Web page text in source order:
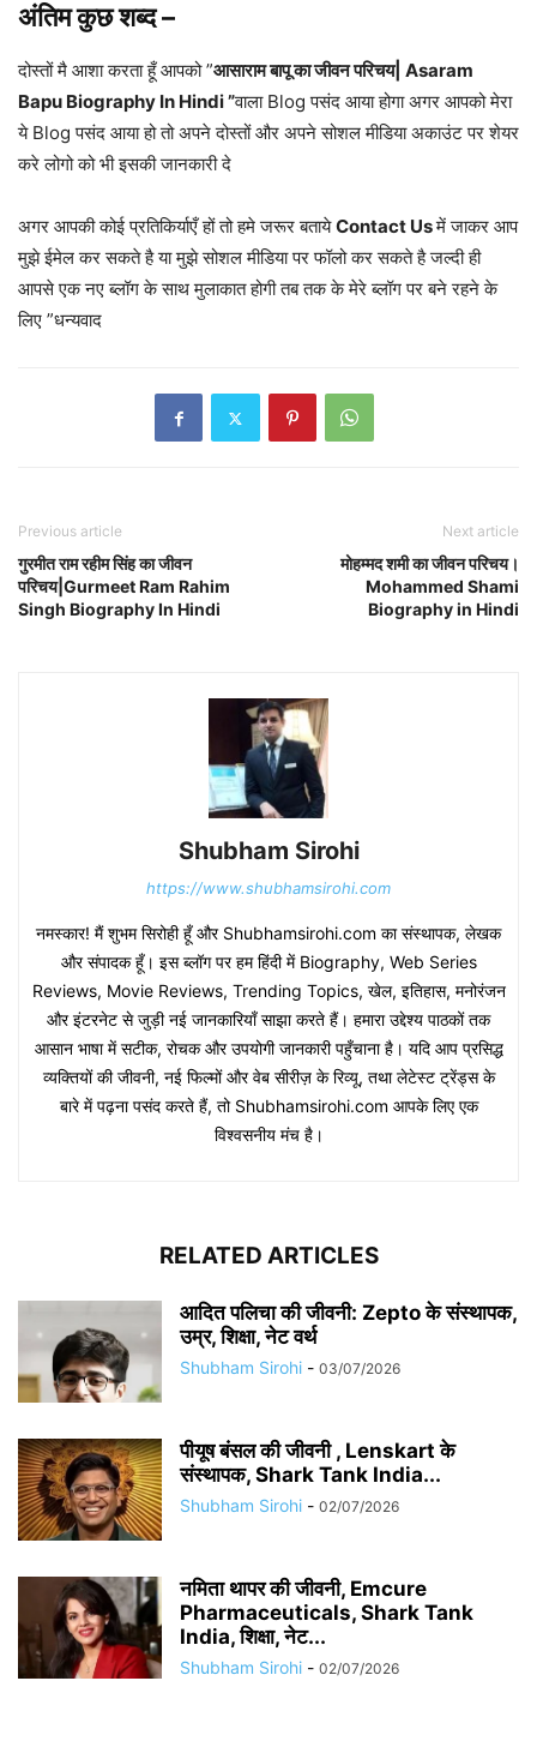
अंतिम कुछ शब्द –
दोस्तों मै आशा करता हूँ आपको ”आसाराम बापू का जीवन परिचय| Asaram
Bapu Biography In Hindi ”वाला Blog पसंद आया होगा अगर आपको मेरा
ये Blog पसंद आया हो तो अपने दोस्तों और अपने सोशल मीडिया अकाउंट पर शेयर
करे लोगो को भी इसकी जानकारी दे
अगर आपकी कोई प्रतिकिर्याएँ हों तो हमे जरूर बतायेContact Usमें जाकर आप
मुझे ईमेल कर सकते है या मुझे सोशल मीडिया पर फॉलो कर सकते है जल्दी ही
आपसे एक नए ब्लॉग के साथ मुलाकात होगी तब तक के मेरे ब्लॉग पर बने रहने के
लिए ”धन्यवाद
Previous article
गुरमीत राम रहीम सिंह का जीवन
परिचय|Gurmeet Ram Rahim
Singh Biography In Hindi
Next article
मोहम्मद शमी का जीवन परिचय।
Mohammed Shami
Biography in Hindi
Shubham Sirohi
https://www.shubhamsirohi.com
नमस्कार! मैं शुभम सिरोही हूँ और Shubhamsirohi.com का संस्थापक, लेखक
और संपादक हूँ। इस ब्लॉग पर हम हिंदी में Biography, Web Series
Reviews, Movie Reviews, Trending Topics, खेल, इतिहास, मनोरंजन
और इंटरनेट से जुड़ी नई जानकारियाँ साझा करते हैं। हमारा उद्देश्य पाठकों तक
आसान भाषा में सटीक, रोचक और उपयोगी जानकारी पहुँचाना है। यदि आप प्रसिद्ध
व्यक्तियों की जीवनी, नई फिल्मों और वेब सीरीज़ के रिव्यू, तथा लेटेस्ट ट्रेंड्स के
बारे में पढ़ना पसंद करते हैं, तो Shubhamsirohi.com आपके लिए एक
विश्वसनीय मंच है।
RELATED ARTICLES
आदित पलिचा की जीवनी: Zepto के संस्थापक,
उम्र, शिक्षा, नेट वर्थ
Shubham Sirohi - 03/07/2026
पीयूष बंसल की जीवनी , Lenskart के
संस्थापक, Shark Tank India...
Shubham Sirohi - 02/07/2026
नमिता थापर की जीवनी, Emcure
Pharmaceuticals, Shark Tank
India, शिक्षा, नेट...
Shubham Sirohi - 02/07/2026